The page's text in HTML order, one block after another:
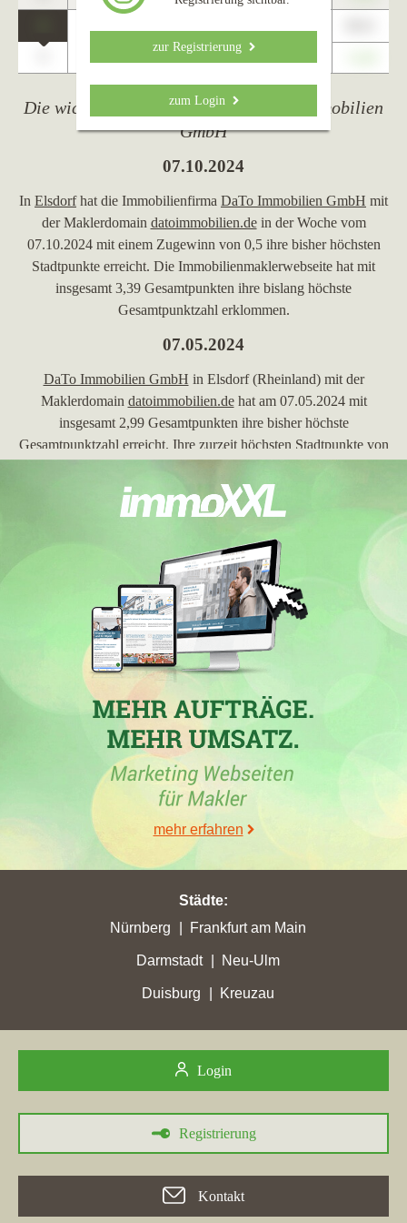
zur Registrierung
zum Login
Elsdorf
Die wichtigsten Ereignisse von DaTo Immobilien
GmbH
07.10.2024
In Elsdorfhat die Immobilienfirma DaTo Immobilien GmbH mit
der Maklerdomain datoimmobilien.dein der Woche vom
07.10.2024 mit einem Zugewinn von 0,5 ihre bisher höchsten
Stadtpunkte erreicht. Die Immobilienmaklerwebseite hat mit
insgesamt 3,39 Gesamtpunkten ihre bislang höchste
Gesamtpunktzahl erklommen.
07.05.2024
DaTo Immobilien GmbH in Elsdorf (Rheinland) mit der
Maklerdomain datoimmobilien.dehat am 07.05.2024 mit
insgesamt 2,99 Gesamtpunkten ihre bisher höchste
Gesamtpunktzahl erreicht. Ihre zurzeit höchsten Stadtpunkte von
außerdem in der Stadt
Elsdorfverbucht.
23.04.2024
DaTo Immobilien GmbHin Elsdorf (Rheinland) mit der
datoimmobilien.dehat am 23.04.2024 mit
insgesamt 2,78 Gesamtpunkten ihre bisher höchste
Gesamtpunktzahl erreicht. Ihre bisher höchsten Stadtpunkte von
2,74 hat die Maklerfirma mit einer Steigerung um 1,11 in
erreicht. Die Webseite hat in der StadtElsdorf
Platzierung erreicht. Hierbei ist das Maklerunternehmen aus
Elsdorf (Rheinland) von Platz 23 um 11 Ränge vorgerückt und
befindet sich jetzt auf Platz 12. Folgende Maklerseiten wurden
hierbei überholt: rheingoldimmobilien.de
immobilien.de,century21.de,erftland.de,luett-immobilien.de
wohnenimnorden.de,immo-lennartz.de
immobilien.de
immo.de.
mehr erfahren
Städte:
Nürnberg
Frankfurt am Main
Darmstadt Neu-Ulm
Duisburg Kreuzau
Login
Registrierung
Kontakt